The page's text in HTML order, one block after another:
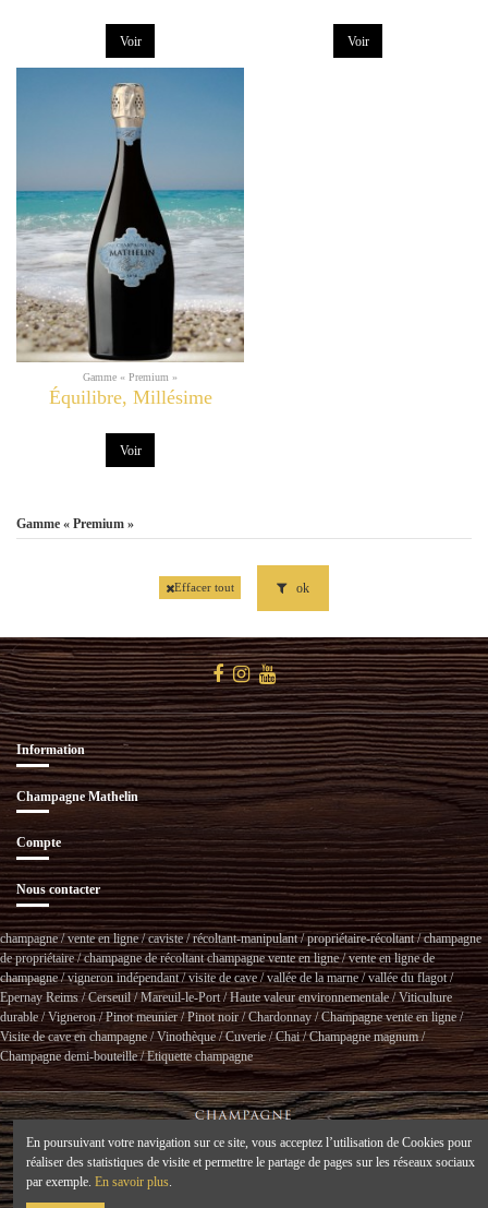
Voir Voir
Gamme « Premium »
Équilibre, Millésime
Voir
Gamme « Premium »
Effacer tout ok
Information
Champagne Mathelin
Compte
Nous contacter
champagne / vente en ligne / caviste / récoltant-manipulant / propriétaire-récoltant / champagne
de propriétaire / champagne de récoltant champagne vente en ligne / vente en ligne de
champagne / vigneron indépendant / visite de cave / vallée de la marne / vallée du flagot /
Epernay Reims / Cerseuil / Mareuil-le-Port / Haute valeur environnementale / Viticulture
durable / Vigneron / Pinot meunier / Pinot noir / Chardonnay / Champagne vente en ligne /
Visite de cave en champagne / Vinothèque / Cuverie / Chai / Champagne magnum /
Champagne demi-bouteille / Etiquette champagne
L'abus d'alcool est dangereux pour la santé, à consommer avec modération.
En poursuivant votre navigation sur ce site, vous acceptez l’utilisation de Cookies pour
réaliser des statistiques de visite et permettre le partage de pages sur les réseaux sociaux
par exemple. En savoir plus.